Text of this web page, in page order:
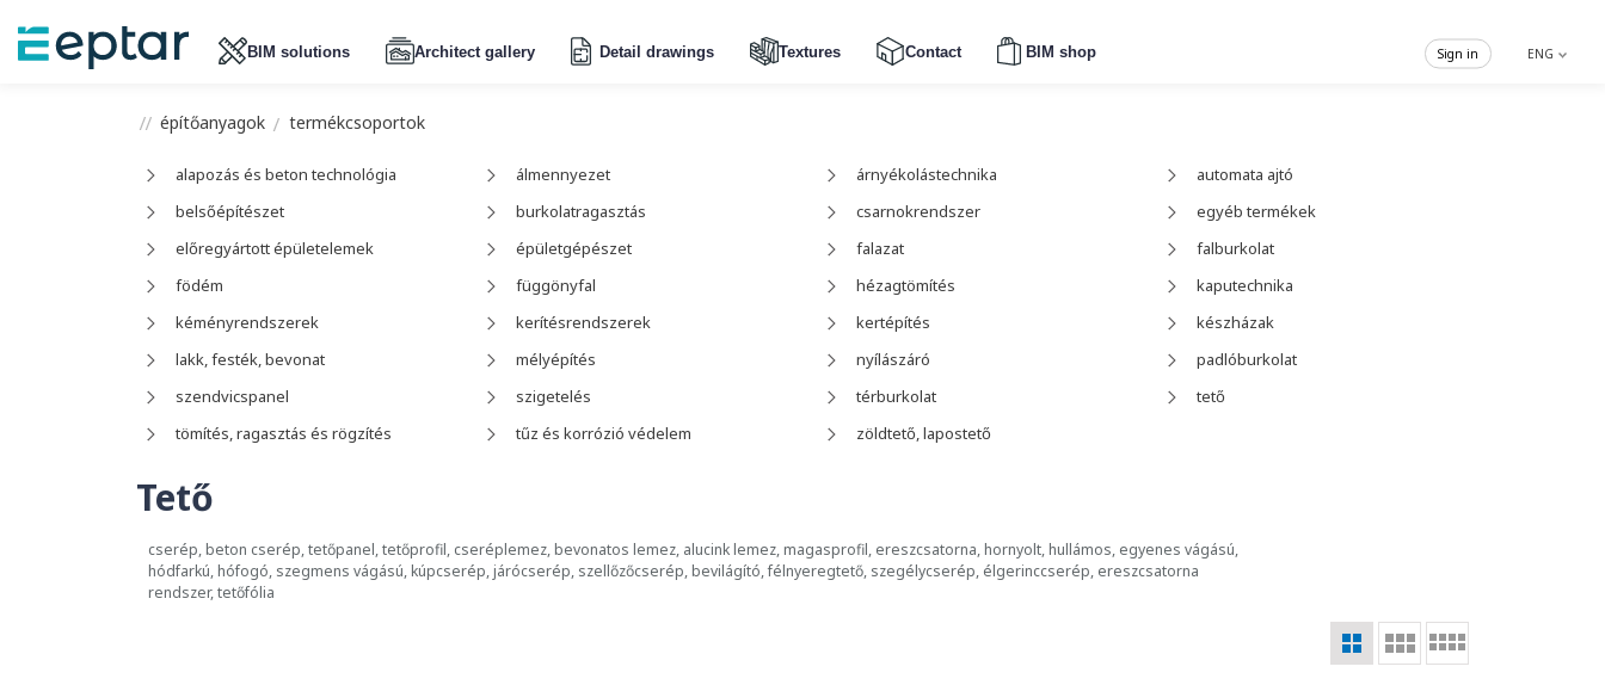
BIM solutions Architect gallery Detail drawings Textures Contact BIM shop ENG
Sign in
építőanyagok termékcsoportok
alapozás és beton technológia
belsőépítészet
előregyártott épületelemek
födém
kéményrendszerek
lakk, festék, bevonat
szendvicspanel
tömítés, ragasztás és rögzítés
álmennyezet
burkolatragasztás
épületgépészet
függönyfal
kerítésrendszerek
mélyépítés
szigetelés
tűz és korrózió védelem
árnyékolástechnika
csarnokrendszer
falazat
hézagtömítés
kertépítés
nyílászáró
térburkolat
zöldtető, lapostető
automata ajtó
egyéb termékek
falburkolat
kaputechnika
készházak
padlóburkolat
tető
Tető
cserép, beton cserép, tetőpanel, tetőprofil, cseréplemez, bevonatos lemez, alucink lemez, magasprofil, ereszcsatorna, hornyolt, hullámos, egyenes vágású,
hódfarkú, hófogó, szegmens vágású, kúpcserép, járócserép, szellőzőcserép, bevilágító, félnyeregtető, szegélycserép, élgerinccserép, ereszcsatorna
rendszer, tetőfólia